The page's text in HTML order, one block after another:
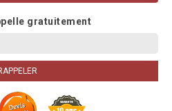
gratuitement